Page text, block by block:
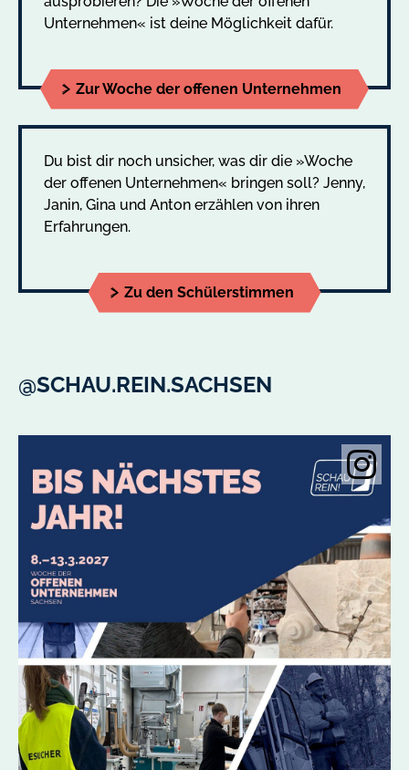
Unternehmen« ist deine Möglichkeit dafür.
Zur Woche der offenen Unternehmen
Du bist dir noch unsicher, was dir die »Woche
der offenen Unternehmen« bringen soll? Jenny,
Janin, Gina und Anton erzählen von ihren
Erfahrungen.
Zu den Schülerstimmen
@SCHAU.REIN.SACHSEN